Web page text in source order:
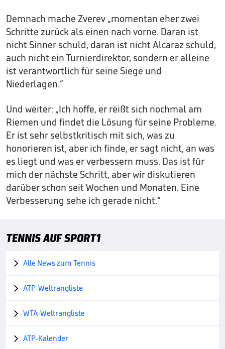
Demnach mache Zverev „momentan eher zwei
Schritte zurück als einen nach vorne. Daran ist
nicht Sinner schuld, daran ist nicht Alcaraz schuld,
auch nicht ein Turnierdirektor, sondern er alleine
ist verantwortlich für seine Siege und
Niederlagen.“
Und weiter: „Ich hoffe, er reißt sich nochmal am
Riemen und findet die Lösung für seine Probleme.
Er ist sehr selbstkritisch mit sich, was zu
honorieren ist, aber ich finde, er sagt nicht, an was
es liegt und was er verbessern muss. Das ist für
mich der nächste Schritt, aber wir diskutieren
darüber schon seit Wochen und Monaten. Eine
Verbesserung sehe ich gerade nicht.“
TENNIS AUF SPORT1
 Alle News zum Tennis
 ATP-Weltrangliste
 WTA-Weltrangliste
 ATP-Kalender